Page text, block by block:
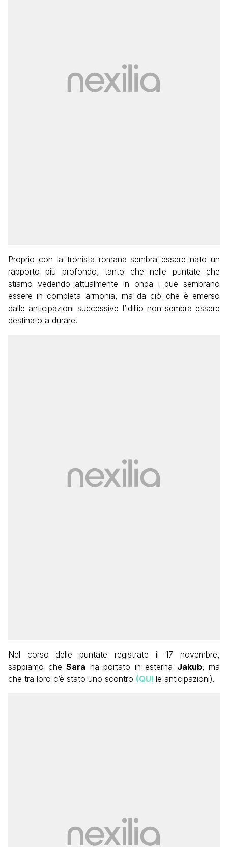
Proprio con la tronista romana sembra essere nato un
rapporto più profondo, tanto che nelle puntate che
stiamo vedendo attualmente in onda i due sembrano
essere in completa armonia, ma da ciò che è emerso
dalle anticipazioni successive l’idillio non sembra essere
destinato a durare.
Nel corso delle puntate registrate il 17 novembre,
sappiamo che Sara ha portato in esterna Jakub, ma
che tra loro c’è stato uno scontro (QUI le anticipazioni).